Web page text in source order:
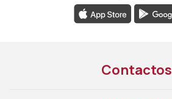
Contactos